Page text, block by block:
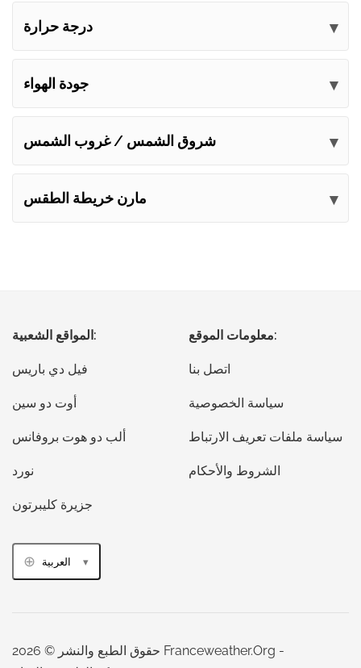
درجة حرارة
جودة الهواء
شروق الشمس / غروب الشمس
مارن خريطة الطقس
المواقع الشعبية:
فيل دي باريس
أوت دو سين
ألب دو هوت بروفانس
نورد
جزيرة كليبرتون
معلومات الموقع:
اتصل بنا
سياسة الخصوصية
سياسة ملفات تعريف الارتباط
الشروط والأحكام
العربية
حقوق الطبع والنشر © 2026 Franceweather.Org -